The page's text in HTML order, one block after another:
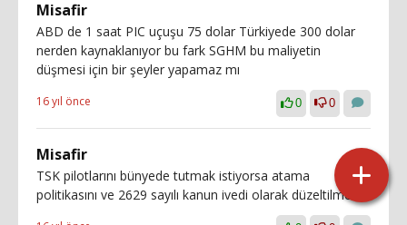
Misafir
ABD de 1 saat PIC uçuşu 75 dolar Türkiyede 300 dolar
nerden kaynaklanıyor bu fark SGHM bu maliyetin
düşmesi için bir şeyler yapamaz mı
16 yıl önce 0 0
Misafir
TSK pilotlarını bünyede tutmak istiyorsa atama
politikasını ve 2629 sayılı kanun ivedi olarak düzeltilmeli